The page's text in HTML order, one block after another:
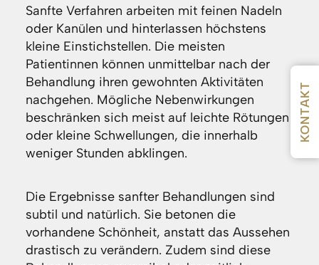
Sanfte Verfahren arbeiten mit feinen Nadeln
oder Kanülen und hinterlassen höchstens
kleine Einstichstellen. Die meisten
Patientinnen können unmittelbar nach der
Behandlung ihren gewohnten Aktivitäten
nachgehen. Mögliche Nebenwirkungen
beschränken sich meist auf leichte Rötungen
oder kleine Schwellungen, die innerhalb
weniger Stunden abklingen.
Die Ergebnisse sanfter Behandlungen sind
subtil und natürlich. Sie betonen die
vorhandene Schönheit, anstatt das Aussehen
drastisch zu verändern. Zudem sind diese
KONTAKT